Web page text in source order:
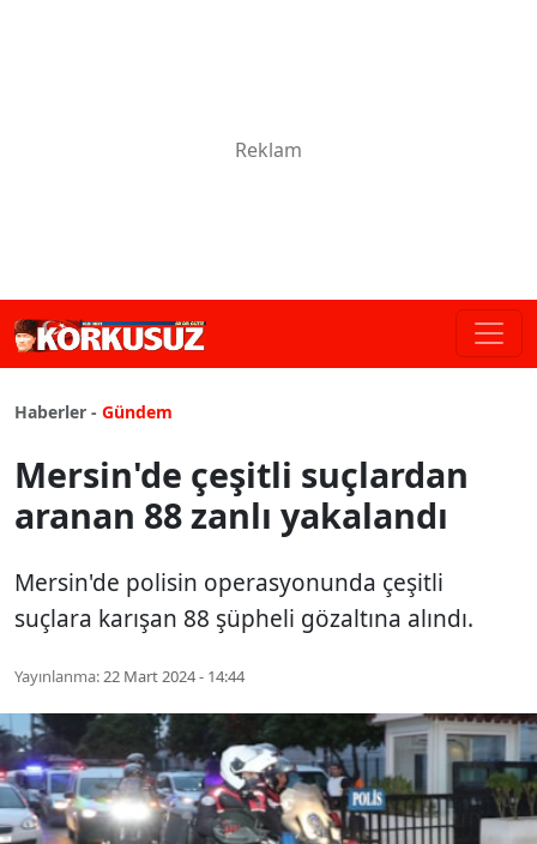
Haberler - Gündem
Mersin'de çeşitli suçlardan
aranan 88 zanlı yakalandı
Mersin'de polisin operasyonunda çeşitli
suçlara karışan 88 şüpheli gözaltına alındı.
Yayınlanma:22 Mart 2024 - 14:44